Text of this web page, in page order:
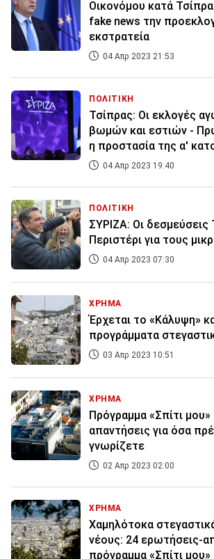
Οικονόμου κατά
fake news την
εκστρατεία
04 Απρ 2023 21:53
ΠΟΛΙΤΙΚΗ
Τσίπρας: Οι εκλογές
βωμών και εστιών -
η προστασία της α'
04 Απρ 2023 19:40
ΠΟΛΙΤΙΚΗ
ΣΥΡΙΖΑ: Οι
Περιστέρι για τους
04 Απρ 2023 07:30
ΧΡΗΜΑ
Έρχεται το «Κάλυψη»
προγράμματα
03 Απρ 2023 10:51
ΧΡΗΜΑ
Πρόγραμμα «Σπίτι
απαντήσεις για όσα
γνωρίζετε
02 Απρ 2023 02:00
ΧΡΗΜΑ
Χαμηλότοκα
νέους: 24 ερωτήσεις-
πρόγραμμα «Σπίτι μου»